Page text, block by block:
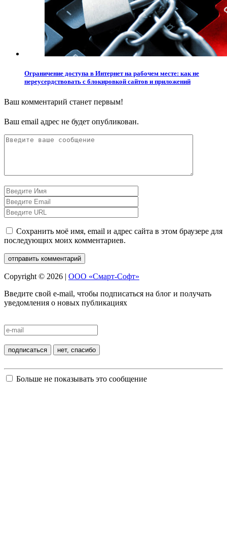
Ограничение доступа в Интернет на рабочем месте: как не
переусердствовать с блокировкой сайтов и приложений
Ваш комментарий станет первым!
Ваш email адрес не будет опубликован.
Сохранить моё имя, email и адрес сайта в этом браузере для
последующих моих комментариев.
Copyright © 2026 | ООО «Смарт-Софт»
Введите свой e-mail, чтобы подписаться на блог и получать
уведомления о новых публикациях
Больше не показывать это сообщение